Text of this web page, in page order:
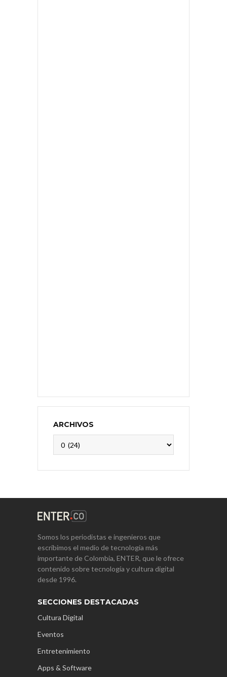
ARCHIVOS
Somos los periodistas e ingenieros que
escribimos el medio de tecnología más
importante de Colombia, ENTER, que le ofrece
contenido sobre tecnología y cultura digital
desde 1996.
SECCIONES DESTACADAS
Cultura Digital
Eventos
Entretenimiento
Apps & Software